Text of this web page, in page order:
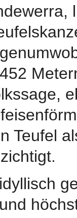
Teufel
idyllisch
und